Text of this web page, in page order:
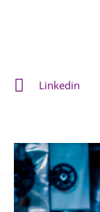
Linkedin